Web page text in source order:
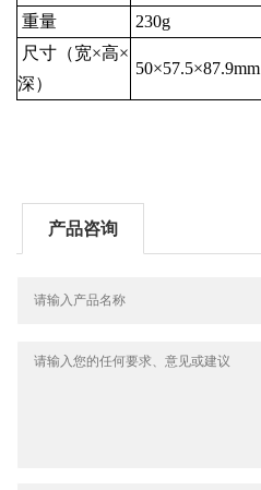
重量
230g
尺寸（宽×高×
深）
50×57.5×87.9mm
产品咨询